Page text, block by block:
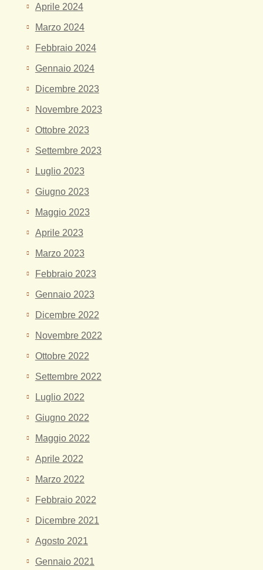
Aprile 2024
Marzo 2024
Febbraio 2024
Gennaio 2024
Dicembre 2023
Novembre 2023
Ottobre 2023
Settembre 2023
Luglio 2023
Giugno 2023
Maggio 2023
Aprile 2023
Marzo 2023
Febbraio 2023
Gennaio 2023
Dicembre 2022
Novembre 2022
Ottobre 2022
Settembre 2022
Luglio 2022
Giugno 2022
Maggio 2022
Aprile 2022
Marzo 2022
Febbraio 2022
Dicembre 2021
Agosto 2021
Gennaio 2021